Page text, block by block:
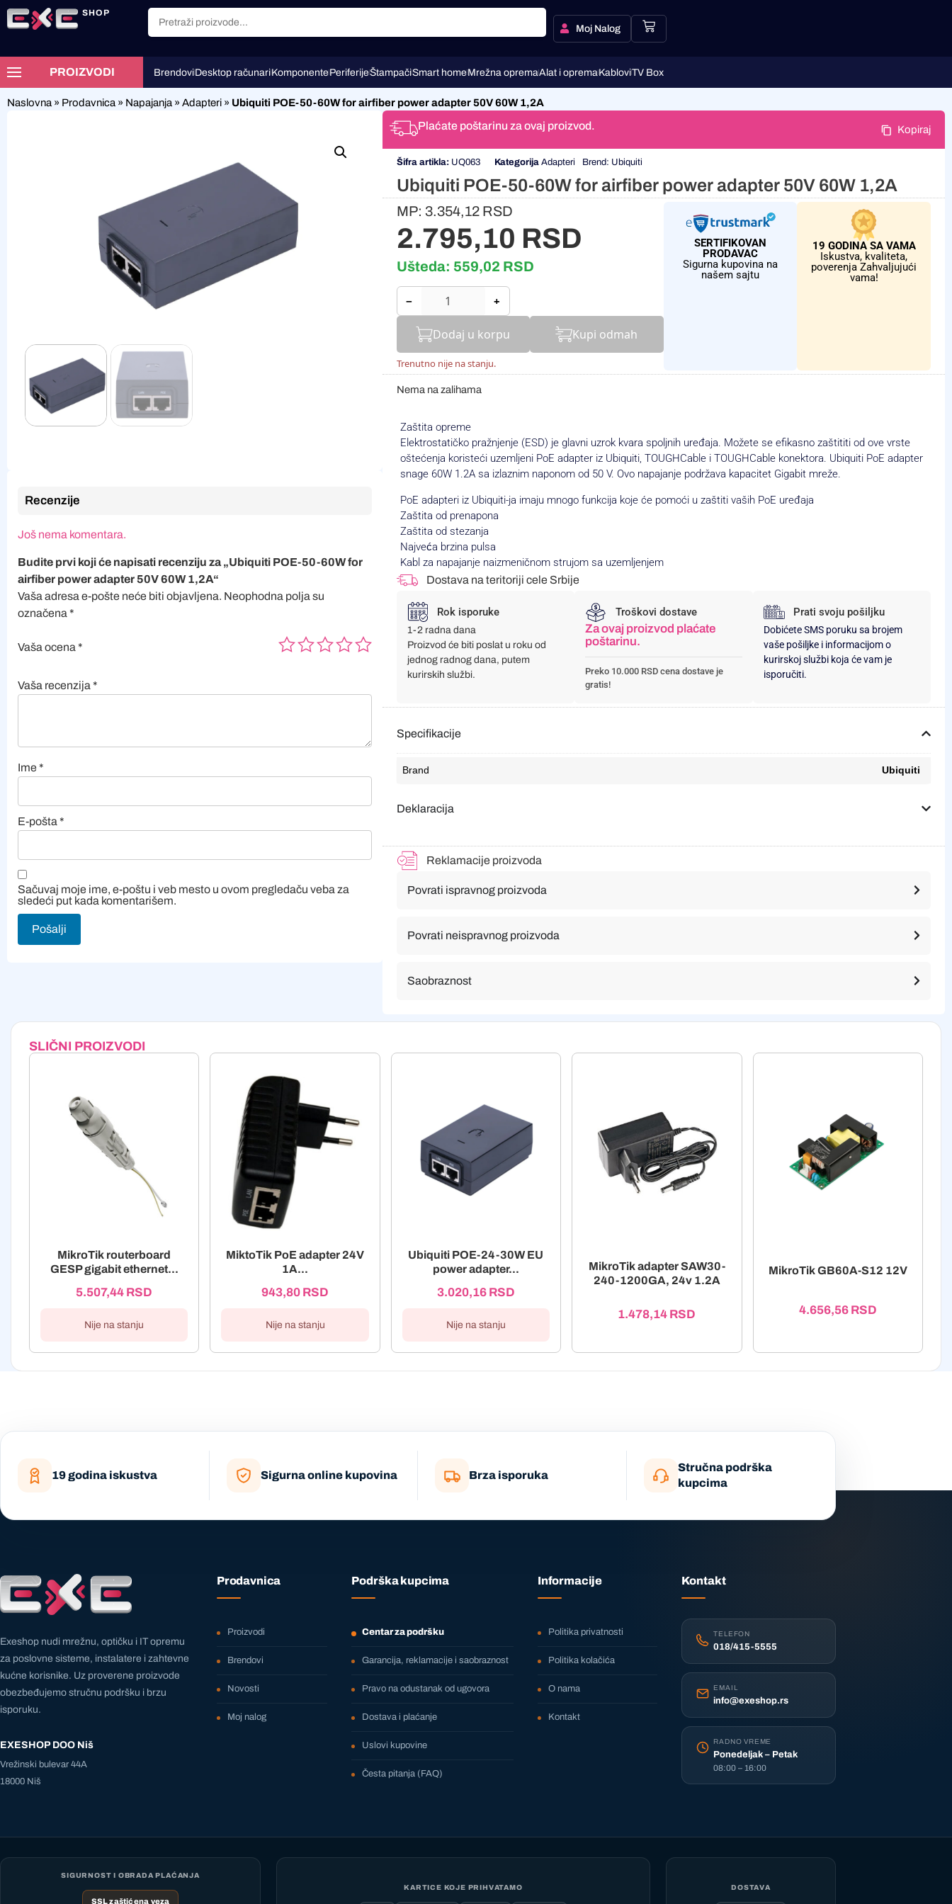
SHOP
Moj Nalog
PROIZVODI BrendoviDesktop računariKomponentePeriferijeŠtampačiSmart homeMrežna opremaAlat i opremaKabloviTV Box
Naslovna » Prodavnica » Napajanja » Adapteri » Ubiquiti POE-50-60W for airfiber power adapter 50V 60W 1,2A
Recenzije
Još nema komentara.
Budite prvi koji će napisati recenziju za „Ubiquiti POE-50-60W for
airfiber power adapter 50V 60W 1,2A“
Vaša adresa e-pošte neće biti objavljena. Neophodna polja su
označena *
Vaša ocena *
Vaša recenzija *
Ime*
E-pošta *
Sačuvaj moje ime, e-poštu i veb mesto u ovom pregledaču veba za
sledeći put kada komentarišem.
Plaćate poštarinu za ovaj proizvod. Kopiraj
Šifra artikla: UQ063 Kategorija Adapteri Brend: Ubiquiti
Ubiquiti POE-50-60W for airfiber power adapter 50V 60W 1,2A
MP: 3.354,12 RSD
2.795,10 RSD
Ušteda: 559,02 RSD
− +
Dodaj u korpu Kupi odmah
Trenutno nije na stanju.
SERTIFIKOVAN
PRODAVAC
Sigurna kupovina na
našem sajtu
19 GODINA SA VAMA
Iskustva, kvaliteta,
poverenja Zahvaljujući
vama!
Nema na zalihama
Zaštita opreme
Elektrostatičko pražnjenje (ESD) je glavni uzrok kvara spoljnih uređaja. Možete se efikasno zaštititi od ove vrste
oštećenja koristeći uzemljeni PoE adapter iz Ubiquiti, TOUGHCable i TOUGHCable konektora. Ubiquiti PoE adapter
snage 60W 1.2A sa izlaznim naponom od 50 V. Ovo napajanje podržava kapacitet Gigabit mreže.
PoE adapteri iz Ubiquiti-ja imaju mnogo funkcija koje će pomoći u zaštiti vaših PoE uređaja
Zaštita od prenapona
Zaštita od stezanja
Najveća brzina pulsa
Kabl za napajanje naizmeničnom strujom sa uzemljenjem
Dostava na teritoriji cele Srbije
Rok isporuke
1-2 radna dana
Proizvod će biti poslat u roku od
jednog radnog dana, putem
kurirskih službi.
Troškovi dostave
Za ovaj proizvod plaćate
poštarinu.
Preko 10.000 RSD cena dostave je
gratis!
Prati svoju pošiljku
Dobićete SMS poruku sa brojem
vaše pošiljke i informacijom o
kurirskoj službi koja će vam je
isporučiti.
Specifikacije
Brand Ubiquiti
Deklaracija
Reklamacije proizvoda
Povrati ispravnog proizvoda
Povrati neispravnog proizvoda
Saobraznost
SLIČNI PROIZVODI
MikroTik routerboard
GESP gigabit ethernet...
5.507,44 RSD
Nije na stanju
MiktoTik PoE adapter 24V
1A...
943,80 RSD
Nije na stanju
Ubiquiti POE-24-30W EU
power adapter...
3.020,16 RSD
Nije na stanju
MikroTik adapter SAW30-
240-1200GA, 24v 1.2A
1.478,14 RSD
MikroTik GB60A-S12 12V
4.656,56 RSD
19 godina iskustva Sigurna online kupovina Brza isporuka
Stručna podrška
kupcima
Exeshop nudi mrežnu, optičku i IT opremu
za poslovne sisteme, instalatere i zahtevne
kućne korisnike. Uz proverene proizvode
obezbeđujemo stručnu podršku i brzu
isporuku.
EXESHOP DOO Niš
Vrežinski bulevar 44A
18000 Niš
Prodavnica
Proizvodi
Brendovi
Novosti
Moj nalog
Podrška kupcima
Centar za podršku
Garancija, reklamacije i saobraznost
Pravo na odustanak od ugovora
Dostava i plaćanje
Uslovi kupovine
Česta pitanja (FAQ)
Informacije
Politika privatnosti
Politika kolačića
O nama
Kontakt
Kontakt
TELEFON
018/415-5555
EMAIL
info@exeshop.rs
RADNO VREME
Ponedeljak – Petak
08:00 – 16:00
SIGURNOST I OBRADA PLAĆANJA
SSL zaštićena veza
KARTICE KOJE PRIHVATAMO DOSTAVA